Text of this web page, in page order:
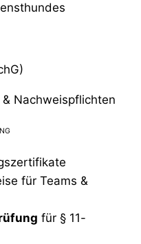
Nachweispflichten
für Teams &
für § 11-